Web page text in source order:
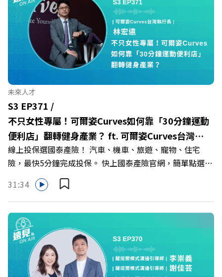
本集《遠見ON AIR》邀請到樹德科技大學校長王昭雄，帶
你解析樹德科大如何打造出兼顧學校永續發展與地方創生的
技職教育新典範！ 🔺如何從「傳統私校」轉型為「產學無
縫接軌者」？ 🔺AI如何深度賦能設計與人文學科學群？ 🔺
首創「菲律賓半導體專班」！驚豔科技界的國際精準育才
🔺一舉拿下4大USR專案！深耕地方的溫暖社會責任平台 主
持人／遠見雜誌副社長兼遠見智庫總編輯 李建興 與談人／
樹德科技大學校長 王昭雄 +++++ 🎂歡慶遠見40歲生日！手
速搶下破天荒的獨家優惠
>>>https://gvmkt.pse.is/9e5pbz ✨關注《遠見》更多的社
群： LINE：https://reurl.cc/A4ELQp IG：
https://bit.ly/3AjBWNV YT：https://bit.ly/38jNi9k
Powered by Firstory Hosting
未來人才
S3 EP371 /
不只女性專屬！可爾姿Curves如何靠「30分鐘運動
便利店」翻轉健身產業？ ft. 可爾姿Curves台灣執
行長林宏遠
線上投保選國泰產險！ 汽車、機車、旅遊、寵物、住宅
險，最快5分鐘完成投保。 快上國泰產險官網，簡單點選，
保障立即到位！ https://fstry.pse.is/9eddvv —— 以上為
Firstory Podcast 廣告 —— 在健康意識抬頭、健身產業百
家爭鳴的激烈浪潮下，傳統的健身房該如何轉型突圍？ 本
集《遠見ON AIR》邀請到可爾姿Curves台灣執行長林宏
遠，帶你解析可爾姿如何打造出兼顧健康生活與女力創業的
健身新契機！ 🔺如何從「傳統大型健身房」轉型為「社區
運動便利店」？ 🔺運動如何落實最貼心的「女性專屬、零
壓力」空間？ 🔺對抗肌少症、預防高齡化！驚豔醫學界的
31:34